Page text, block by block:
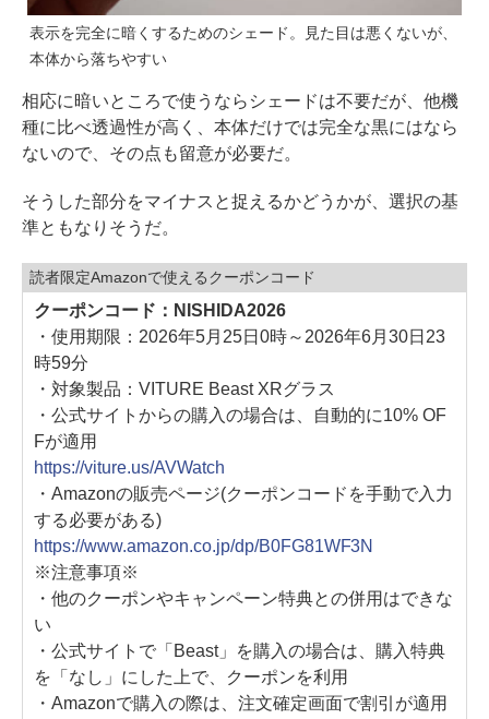
表示を完全に暗くするためのシェード。見た目は悪くないが、
本体から落ちやすい
相応に暗いところで使うならシェードは不要だが、他機
種に比べ透過性が高く、本体だけでは完全な黒にはなら
ないので、その点も留意が必要だ。
そうした部分をマイナスと捉えるかどうかが、選択の基
準ともなりそうだ。
読者限定Amazonで使えるクーポンコード
クーポンコード：NISHIDA2026
・使用期限：2026年5月25日0時～2026年6月30日23
時59分
・対象製品：VITURE Beast XRグラス
・公式サイトからの購入の場合は、自動的に10% OF
Fが適用
https://viture.us/AVWatch
・Amazonの販売ページ(クーポンコードを手動で入力
する必要がある)
https://www.amazon.co.jp/dp/B0FG81WF3N
※注意事項※
・他のクーポンやキャンペーン特典との併用はできな
い
・公式サイトで「Beast」を購入の場合は、購入特典
を「なし」にした上で、クーポンを利用
・Amazonで購入の際は、注文確定画面で割引が適用